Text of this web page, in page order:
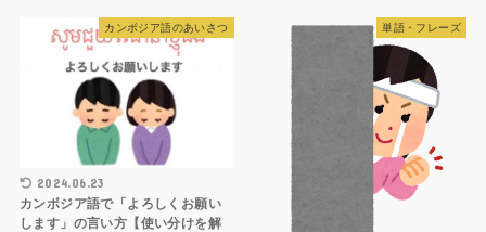
カンボジア語のあいさつ
2024.06.23
カンボジア語で「よろしくお願い
します」の言い方【使い分けを解
単語・フレーズ